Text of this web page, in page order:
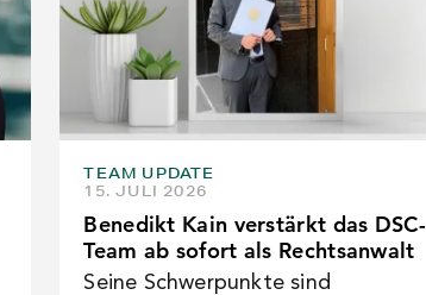
TEAM UPDATE
15. JULI 2026
Benedikt Kain verstärkt das DSC-
Team ab sofort als Rechtsanwalt
Seine Schwerpunkte sind